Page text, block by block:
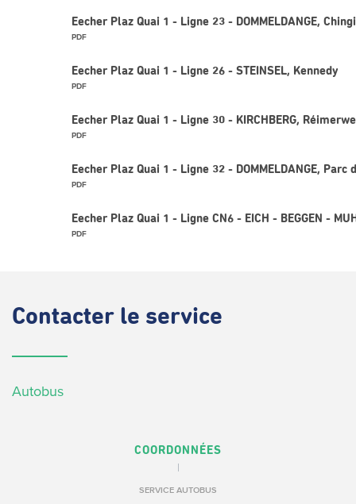
Eecher Plaz Quai 1 - Ligne 23 - DOMMELDANGE,
PDF
Eecher Plaz Quai 1 - Ligne 26 - STEINSEL, Kennedy
PDF
Eecher Plaz Quai 1 - Ligne 30 - KIRCHBERG,
PDF
Eecher Plaz Quai 1 - Ligne 32 - DOMMELDANGE, Parc
PDF
Eecher Plaz Quai 1 - Ligne CN6 - EICH - BEGGEN -
PDF
Contacter le service
Autobus
COORDONNÉES
SERVICE AUTOBUS